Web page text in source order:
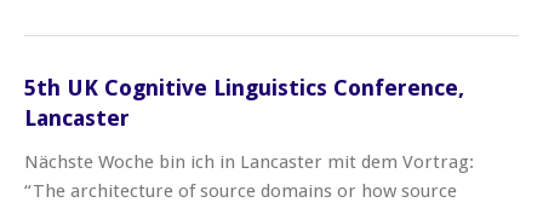
5th UK Cognitive Linguistics Conference,
Lancaster
Nächste Woche bin ich in Lancaster mit dem Vortrag:
“The architecture of source domains or how source